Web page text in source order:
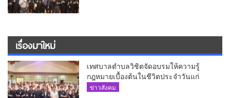
เรื่องมาใหม่
เทศบาลตำบลวิชิตจัดอบรมให้ความรู้
กฎหมายเบื้องต้นในชีวิตประจำวันแก่
เยาวชน
ข่าวสังคม